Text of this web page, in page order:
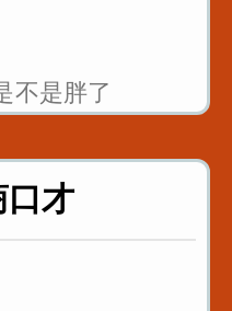
不是胖了
不分手
口才